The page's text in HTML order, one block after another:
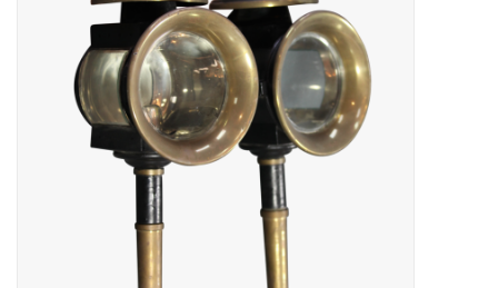
Decoratieve Outdoor
Objecten
Vloeren - Steen, Terra Cotta